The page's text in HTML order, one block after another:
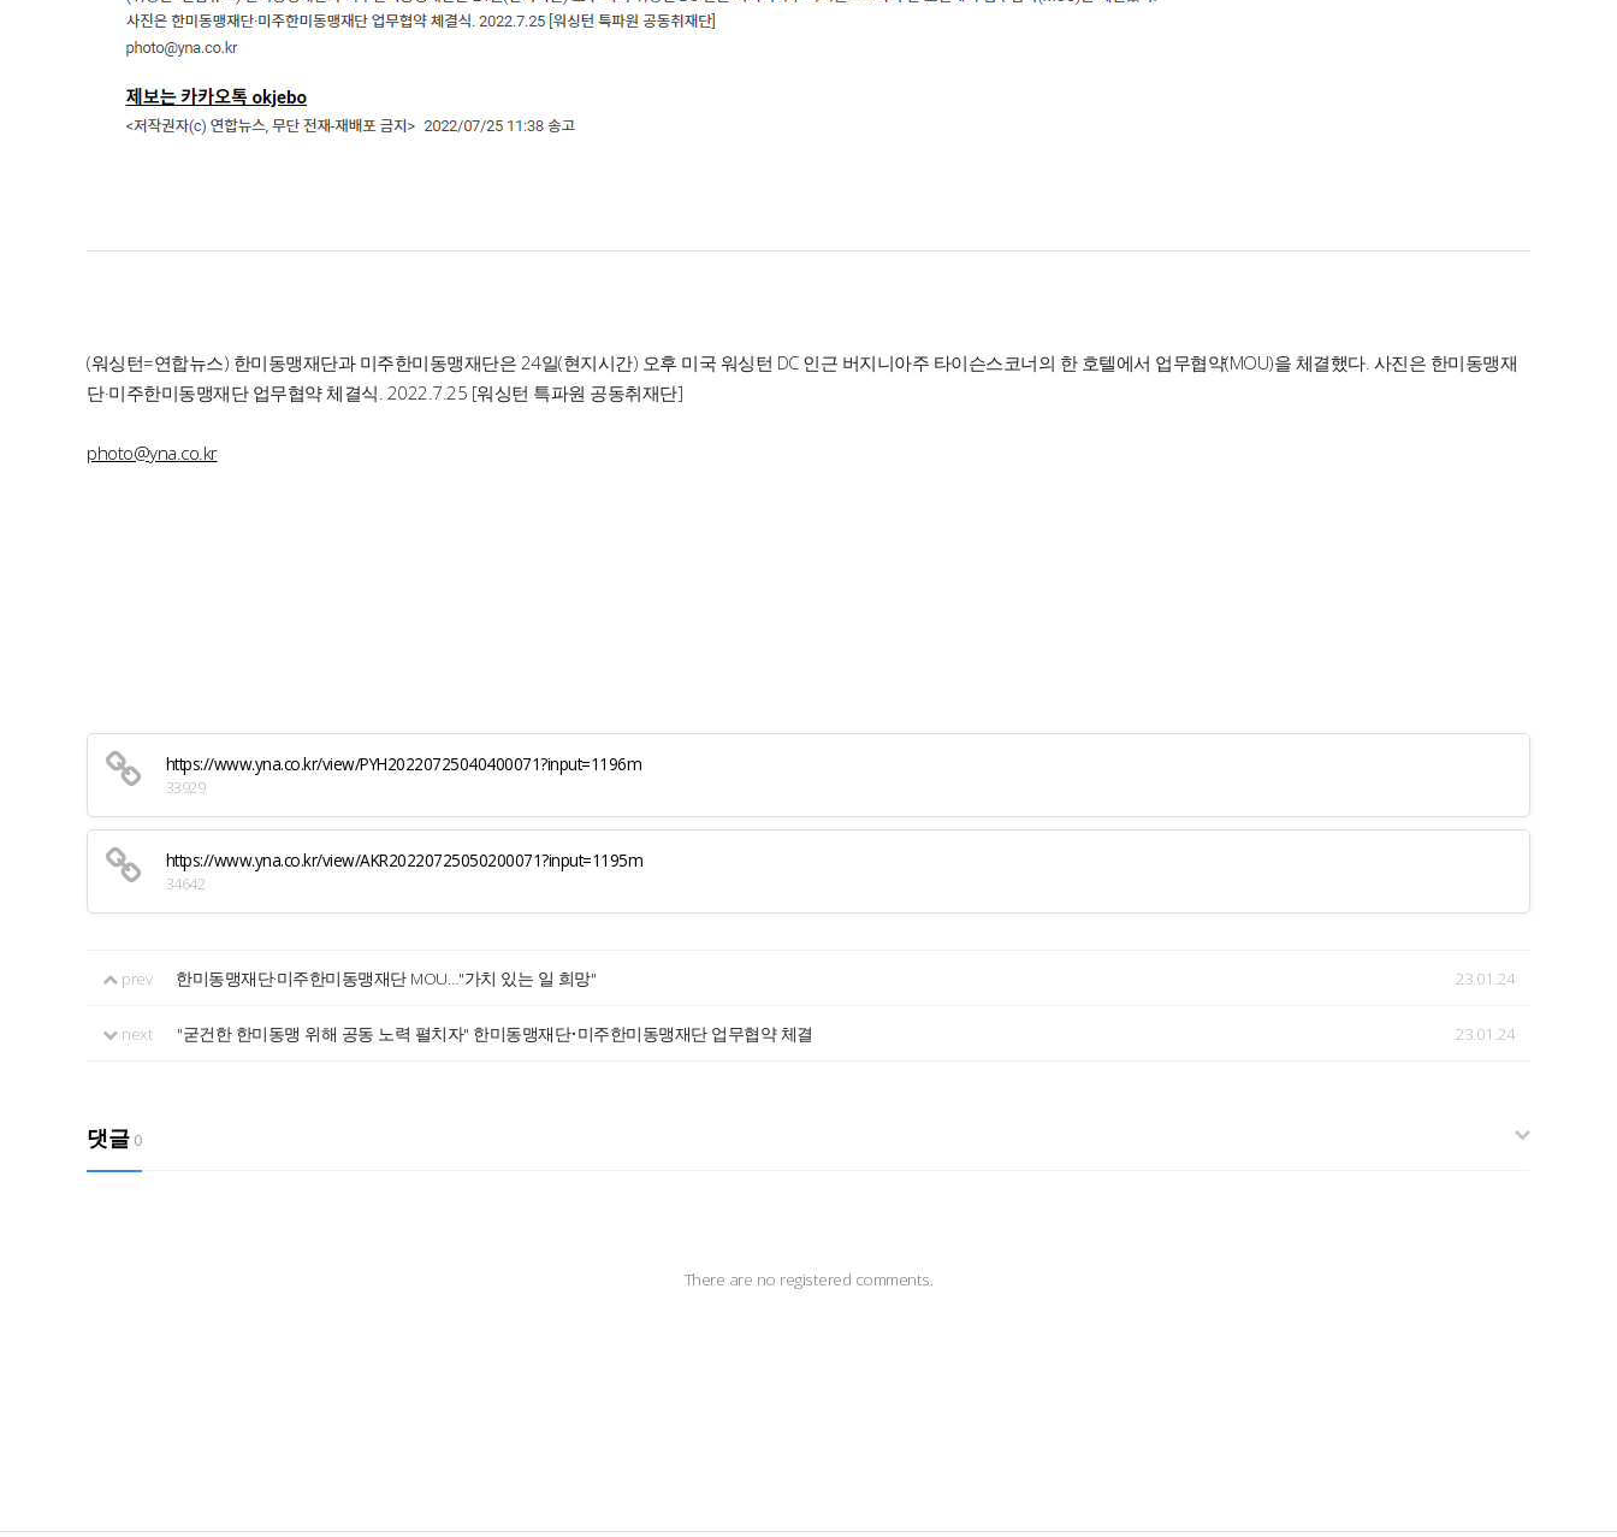
(워싱턴=연합뉴스) 한미동맹재단과 미주한미동맹재단은 24일(현지시간) 오후 미국 워싱턴 DC 인근 버지니아주 타이슨스코너의 한 호텔에서 업무협약(MOU)을 체결했다. 사진은 한미동맹재
단·미주한미동맹재단 업무협약 체결식. 2022.7.25 [워싱턴 특파원 공동취재단]
photo@yna.co.kr
https://www.yna.co.kr/view/PYH20220725040400071?input=1196m
33929
https://www.yna.co.kr/view/AKR20220725050200071?input=1195m
34642
prev 한미동맹재단·미주한미동맹재단 MOU…"가치 있는 일 희망" 23.01.24
next "굳건한 한미동맹 위해 공동 노력 펼치자" 한미동맹재단•미주한미동맹재단 업무협약 체결 23.01.24
댓글 0
There are no registered comments.